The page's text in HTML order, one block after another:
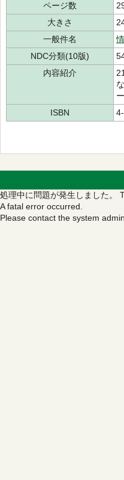
ページ数
大きさ
一般件名
NDC分類(10版)
内容紹介
ISBN
処理中に問題が発生しました。
A fatal error occurred.
Please contact the system